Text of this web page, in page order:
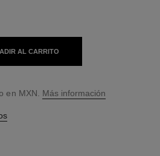
AL CARRITO
en MXN. Más información